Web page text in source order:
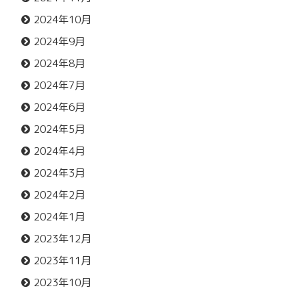
2024年10月
2024年9月
2024年8月
2024年7月
2024年6月
2024年5月
2024年4月
2024年3月
2024年2月
2024年1月
2023年12月
2023年11月
2023年10月